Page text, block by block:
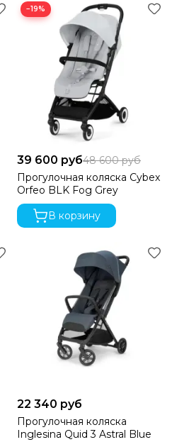
−19%
39 600 руб48 600 руб
Прогулочная коляска Cybex
Orfeo BLK Fog Grey
В корзину
22 340 руб
Прогулочная коляска
Inglesina Quid 3 Astral Blue